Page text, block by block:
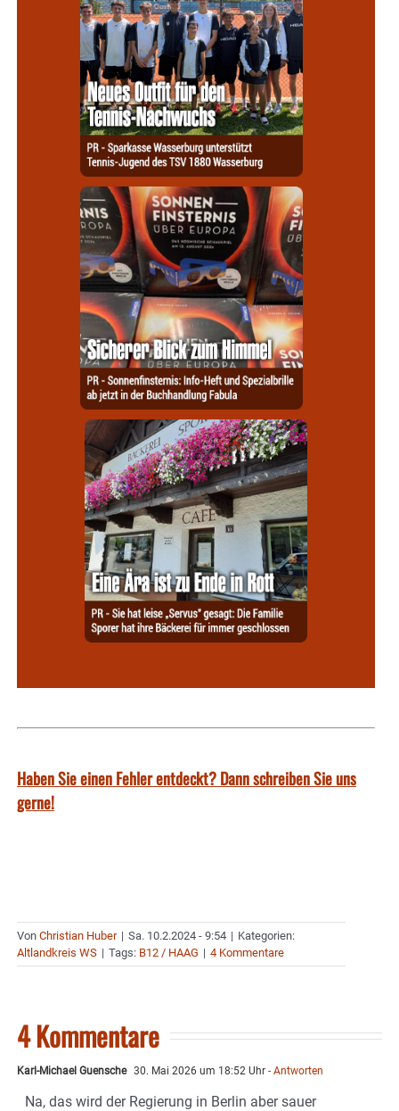
Haben Sie einen Fehler entdeckt? Dann schreiben Sie uns
gerne!
Von Christian Huber | Sa. 10.2.2024 - 9:54 | Kategorien:
Altlandkreis WS | Tags: B12 / HAAG | 4 Kommentare
4 Kommentare
Karl-Michael Guensche 30. Mai 2026 um 18:52 Uhr - Antworten
Na, das wird der Regierung in Berlin aber sauer